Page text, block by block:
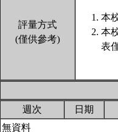
評量方式
(僅供參考)
本
本
表
週次
日期
無資料